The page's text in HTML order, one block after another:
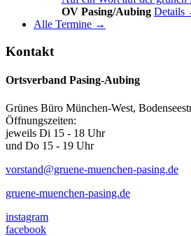
OV Pasing/Aubing Details
Alle Termine →
Kontakt
Ortsverband Pasing-Aubing
Grünes Büro München-West,
Öffnungszeiten:
jeweils Di 15 - 18 Uhr
und Do 15 - 19 Uhr
vorstand@gruene-muenchen-pasing.de
gruene-muenchen-pasing.de
instagram
facebook